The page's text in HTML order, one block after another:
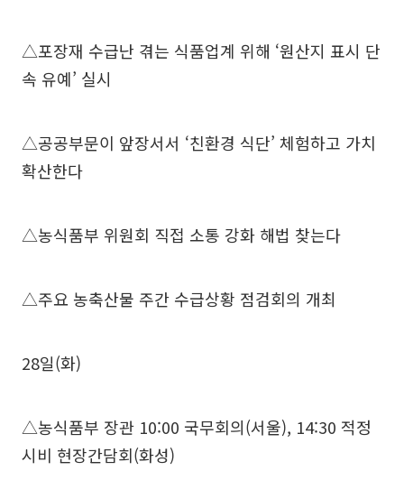
△포장재 수급난 겪는 식품업계 위해 ‘원산지 표시 단
속 유예’ 실시
△공공부문이 앞장서서 ‘친환경 식단’ 체험하고 가치
확산한다
△농식품부 위원회 직접 소통 강화 해법 찾는다
△주요 농축산물 주간 수급상황 점검회의 개최
28일(화)
△농식품부 장관 10:00 국무회의(서울), 14:30 적정
시비 현장간담회(화성)